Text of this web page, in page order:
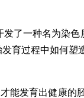
了一种名为染色
育过程中如何塑
能发育出健康的